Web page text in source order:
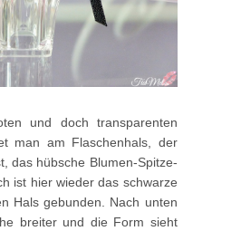
und doch transparenten
man am Flaschenhals, der
das hübsche Blumen-Spitze-
ist hier wieder das schwarze
Hals gebunden. Nach unten
breiter und die Form sieht